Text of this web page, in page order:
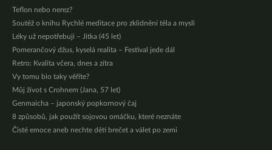
Teflon nebo nerez?
Soutěž o knihu Rychlé meditace pro zklidnění těla a mysli
Léky už nepotřebuji – Jitka (45 let)
Pomerančový džus, kyselá realita – Festival jede dál
Retro: Kvalita včera, dnes a zítra
Vy tomu bio taky věříte?
Můj život s Crohnem (Jana, 57 let)
Genmaicha – japonský popkornový čaj
8 způsobů, jak použít sojovou omáčku, které neznáte
Čisté emoce aneb nechte děti brečet a válet po zemi